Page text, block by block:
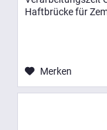
Haftbrücke für
Merken